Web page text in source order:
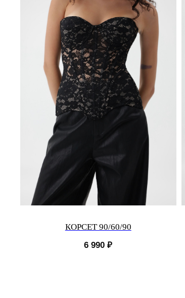
КОРСЕТ 90/60/90
6 990 ₽